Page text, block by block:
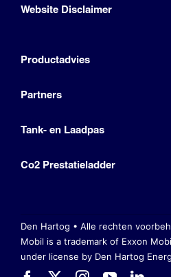
Website Disclaimer
Productadvies
Partners
Tank- en Laadpas
Co2 Prestatieladder
Den Hartog • Alle rechten
Mobil is a trademark of Exxon
under license by Den Hartog